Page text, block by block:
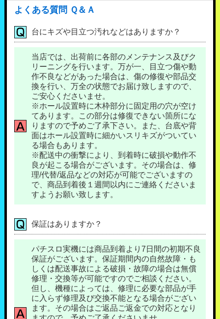
よくある質問 Ｑ＆Ａ
台にキズや目立つ汚れなどはありますか？
当店では、出荷前に各部のメンテナンス及びク
リーニングを行います。万が一、目立つ傷や動
作不良などがあった場合は、傷の修復や部品交
換を行い、万全の状態でお届け致しますので、
ご安心くださいませ。
※ホール設置時に木枠部分に固定用の穴が空け
てあります。この部分は修復できない箇所にな
りますので予めご了承下さい。また、台底や背
面はホール設置時に細かいスリキズがついてい
る場合もあります。
※配送中の衝撃により、到着時に破損や動作不
良が起こる場合がございます。その場合は、修
理/代替/返品などの対応が可能でございますの
で、商品到着後１週間以内にご連絡くださいま
すようお願い致します。
保証はありますか？
パチスロ実機には商品到着より7日間の初期不良
保証がございます。保証期間内の自然故障・も
しくは配送事故による破損・故障の場合は無償
修理・交換等が可能ですのでご相談ください。
但し、機種によっては、修理に必要な部品が手
に入らず修理及び交換不能となる場合がござい
ます。その場合はご返品ご返金での対応となり